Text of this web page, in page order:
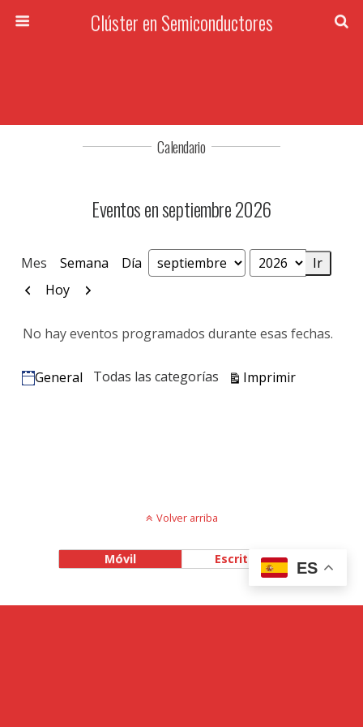
Clúster en Semiconductores
Calendario
Eventos en septiembre 2026
Mes Semana Día Mes
Año
Anterior
Hoy Siguiente
No hay eventos programados durante esas fechas.
Categorías
General Todas las categorías ImprimirVistas
Volver arriba
Móvil Escritorio
ES